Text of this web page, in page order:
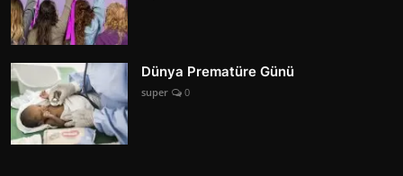
Dünya Prematüre Günü
super 0